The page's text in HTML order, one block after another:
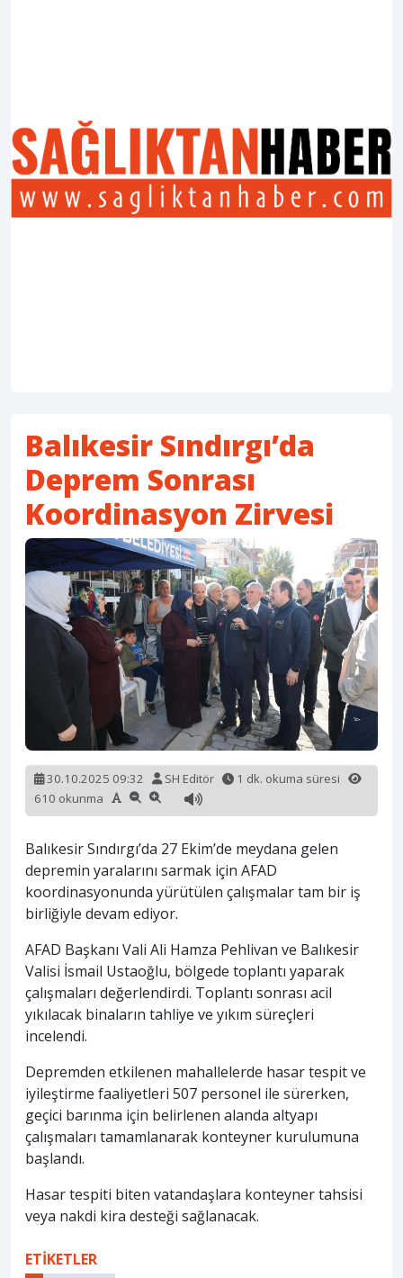
Balıkesir Sındırgı’da
Deprem Sonrası
Koordinasyon Zirvesi
30.10.2025 09:32 SH Editör
1 dk. okuma süresi
610 okunma
Balıkesir Sındırgı’da 27 Ekim’de meydana gelen
depremin yaralarını sarmak için AFAD
koordinasyonunda yürütülen çalışmalar tam bir iş
birliğiyle devam ediyor.
AFAD Başkanı Vali Ali Hamza Pehlivan ve Balıkesir
Valisi İsmail Ustaoğlu, bölgede toplantı yaparak
çalışmaları değerlendirdi. Toplantı sonrası acil
yıkılacak binaların tahliye ve yıkım süreçleri
incelendi.
Depremden etkilenen mahallelerde hasar tespit ve
iyileştirme faaliyetleri 507 personel ile sürerken,
geçici barınma için belirlenen alanda altyapı
çalışmaları tamamlanarak konteyner kurulumuna
başlandı.
Hasar tespiti biten vatandaşlara konteyner tahsisi
veya nakdi kira desteği sağlanacak.
ETİKETLER